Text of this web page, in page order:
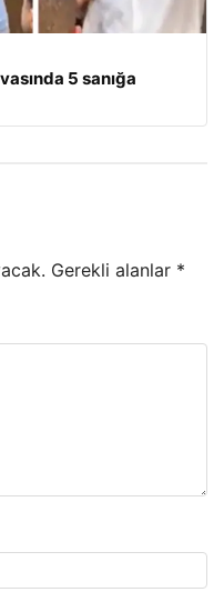
5 sanığa
Gerekli alanlar *